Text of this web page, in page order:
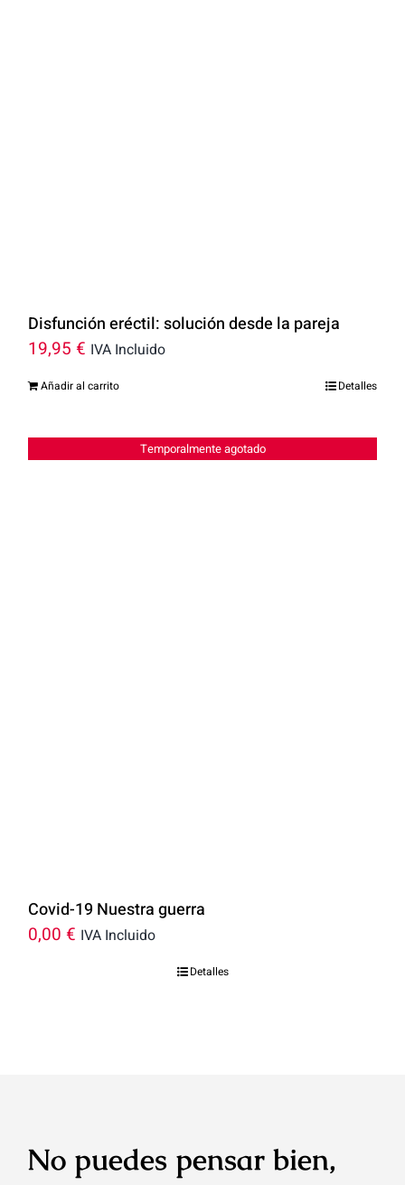
Disfunción eréctil: solución desde la pareja
19,95 € IVA Incluido
Añadir al carrito Detalles
Temporalmente agotado
Covid-19 Nuestra guerra
0,00 € IVA Incluido
Detalles
No puedes pensar bien,